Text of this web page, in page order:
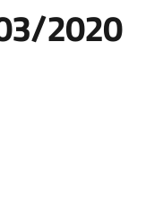
2020